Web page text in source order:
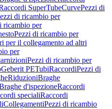
SuperTubeCurvePezzi di
di ricambio per
ricambio per
Pezzi di ricambio per
per il collegamento ad altri
per
Pezzi di ricambio per
Geberit PETubiRaccordiPezzi di
RiduzioniBraghe
d'ispezioneRaccordi
specialiRaccordi
CollegamentiPezzi di ricambio